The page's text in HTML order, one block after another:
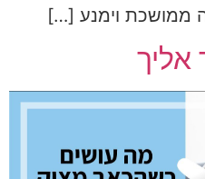
ממושכת וימנע […]